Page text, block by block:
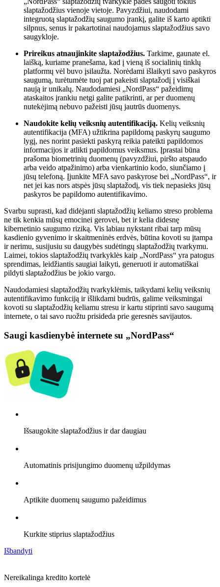
slaptažodžius vienoje vietoje. Pavyzdžiui, naudodami
integruotą slaptažodžių saugumo įrankį, galite iš karto aptikti
silpnus, senus ir pakartotinai naudojamus slaptažodžius savo
saugykloje.
Prireikus atnaujinkite slaptažodžius. Tarkime, gaunate el.
laišką, kuriame pranešama, kad į vieną iš socialinių tinklų
platformų vėl buvo įsilaužta. Norėdami išlaikyti savo paskyros
saugumą, turėtumėte tuoj pat pakeisti slaptažodį į visiškai
naują ir unikalų. Naudodamiesi „NordPass“ pažeidimų
ataskaitos įrankiu netgi galite patikrinti, ar per duomenų
nutekėjimą nebuvo pažeisti jūsų jautrūs duomenys.
Naudokite kelių veiksnių autentifikaciją. Kelių veiksnių
autentifikacija (MFA) užtikrina papildomą paskyrų saugumo
lygį, nes norint pasiekti paskyrą reikia pateikti papildomos
informacijos ir atlikti papildomus veiksmus. Įprastai būna
prašoma biometrinių duomenų (pavyzdžiui, piršto atspaudo
arba veido atpažinimo) arba vienkartinio kodo, siunčiamo į
jūsų telefoną. Įjunkite MFA savo paskyrose bei „NordPass“, ir
net jei kas nors atspės jūsų slaptažodį, vis tiek nepasieks jūsų
paskyros be papildomo autentifikavimo.
Svarbu suprasti, kad didėjanti slaptažodžių keliamo streso problema
ne tik kenkia mūsų emocinei gerovei, bet ir kelia didesnę
kibernetinio saugumo riziką. Vis labiau nykstant ribai tarp mūsų
kasdienio gyvenimo ir skaitmeninės erdvės, būtina kovoti su įtampa
ir nerimu, susijusiu su daugybės sudėtingų slaptažodžių tvarkymu.
Laimei, tokios slaptažodžių tvarkyklės kaip „NordPass“ yra patogus
sprendimas, leidžiantis saugiai laikyti, generuoti ir automatiškai
pildyti slaptažodžius be jokio vargo.
Naudodamiesi slaptažodžių tvarkyklėmis, taikydami kelių veiksnių
autentifikavimo funkciją ir išlikdami budrūs, galime veiksmingai
kovoti su slaptažodžių keliamu stresu ir kartu stiprinti savo saugumą
internete, o tai savo ruožtu prisideda prie geresnės savijautos.
Saugi kasdienybė internete su „NordPass“
Išsaugokite slaptažodžius ir dar daugiau
Automatinis prisijungimo duomenų užpildymas
Aptikite duomenų saugumo pažeidimus
Kurkite stiprius slaptažodžius
Išbandyti
Nereikalinga kredito kortelė